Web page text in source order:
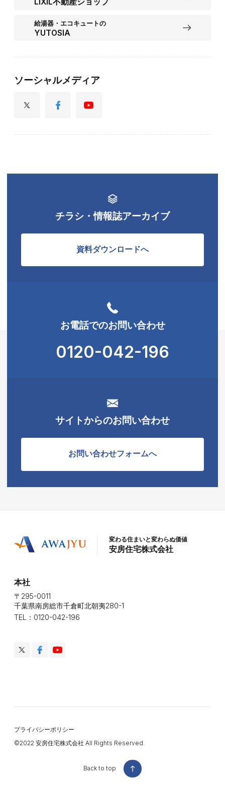
給湯器・エコキュートの
YUTOSIA
ソーシャルメディア
チラシ・情報誌アーカイブ
資料ダウンロードへ
お電話でのお問い合わせ
0120-042-196
サイトからのお問い合わせ
お問い合わせフォームへ
変わる住まいと変わらぬ価値
安房住宅株式会社
本社
〒295-0011
千葉県南房総市千倉町北朝夷280-1
TEL：0120-042-196
プライバシーポリシー
©️2022 安房住宅株式会社 All Rights Reserved.
Back to top